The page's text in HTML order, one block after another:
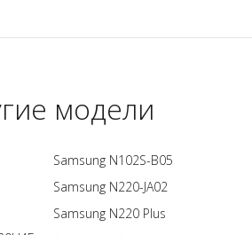
модели
Samsung N102S-B05
Samsung N220-JA02
Samsung N220 Plus